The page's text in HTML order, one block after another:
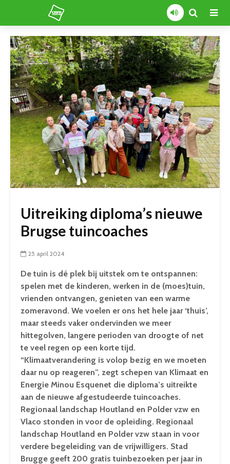
Uitreiking diploma’s nieuwe
Brugse tuincoaches
25 april 2024
De tuin is dé plek bij uitstek om te ontspannen:
spelen met de kinderen, werken in de (moes)tuin,
vrienden ontvangen, genieten van een warme
zomeravond. We voelen er ons het hele jaar ‘thuis’,
maar steeds vaker ondervinden we meer
hittegolven, langere perioden van droogte of net
te veel regen op een korte tijd.
“Klimaatverandering is volop bezig en we moeten
daar nu op reageren”, zegt schepen van Klimaat en
Energie Minou Esquenet die diploma’s uitreikte
aan de nieuwe afgestudeerde tuincoaches.
Regionaal landschap Houtland en Polder vzw en
Vlaco stonden in voor de opleiding. Regionaal
landschap Houtland en Polder vzw staan in voor
verdere begeleiding van de vrijwilligers. Stad
Brugge geeft 200 gratis tuinbezoeken per jaar in